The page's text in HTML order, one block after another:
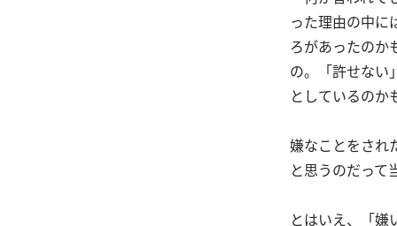
った理由の中に
ろがあったのか
の。「許せない
としているのか
嫌なことをされ
と思うのだって
とはいえ、「嫌